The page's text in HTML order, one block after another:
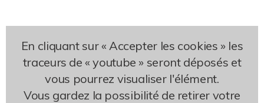
En cliquant sur « Accepter les cookies » les
traceurs de « youtube » seront déposés et
vous pourrez visualiser l'élément.
Vous gardez la possibilité de retirer votre